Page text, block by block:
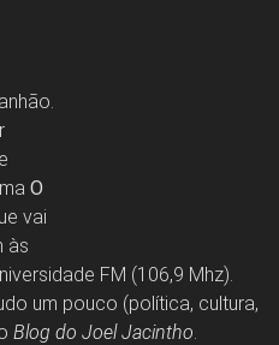
O
vai
às
FM (106,9 Mhz).
um pouco (política, cultura,
Blog do Joel Jacintho